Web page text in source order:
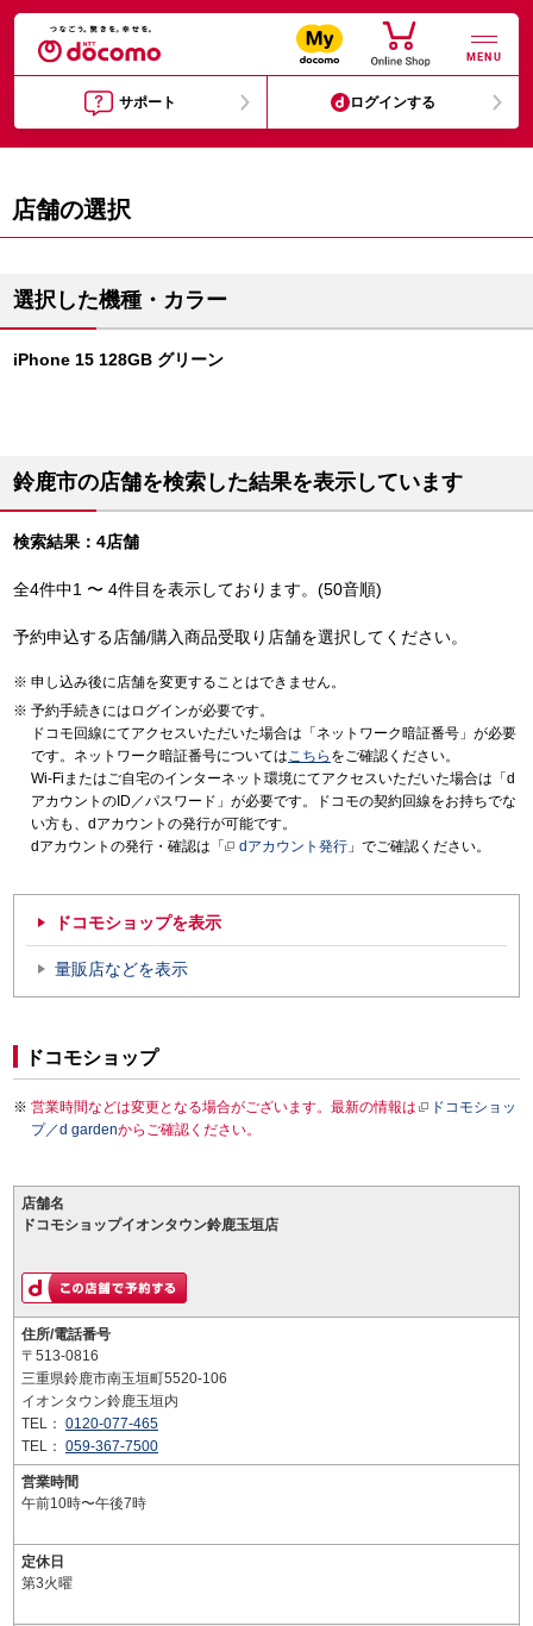
MENU
サポート ログインする
店舗の選択
選択した機種・カラー
iPhone 15 128GB グリーン
鈴鹿市の店舗を検索した結果を表示しています
検索結果：4店舗
全4件中1 〜 4件目を表示しております。(50音順)
予約申込する店舗/購入商品受取り店舗を選択してください。
申し込み後に店舗を変更することはできません。
予約手続きにはログインが必要です。
ドコモ回線にてアクセスいただいた場合は「ネットワーク暗証番号」が必要
です。ネットワーク暗証番号についてはこちら をご確認ください。
Wi-Fiまたはご自宅のインターネット環境にてアクセスいただいた場合は「d
アカウントのID／パスワード」が必要です。ドコモの契約回線をお持ちでな
い方も、dアカウントの発行が可能です。
dアカウントの発行・確認は「
dアカウント発行 」でご確認ください。
ドコモショップを表示
量販店などを表示
ドコモショップ
営業時間などは変更となる場合がございます。最新の情報は
ドコモショッ
プ／d gardenからご確認ください。
店舗名
ドコモショップイオンタウン鈴鹿玉垣店
住所/電話番号
〒513-0816
三重県鈴鹿市南玉垣町5520-106
イオンタウン鈴鹿玉垣内
TEL： 0120-077-465
TEL： 059-367-7500
営業時間
午前10時〜午後7時
定休日
第3火曜